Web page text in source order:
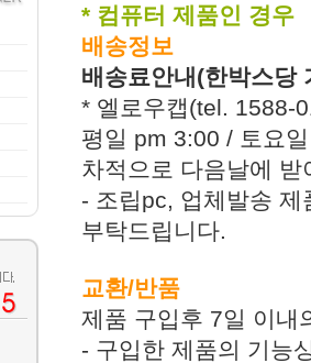
* 컴퓨터 제품인 경우
배송정보
배송료안내(한박스당
* 엘로우캡(tel. 1588-
평일 pm 3:00 / 토요
차적으로 다음날에
- 조립pc, 업체발송
부탁드립니다.
교환/반품
제품 구입후 7일 이내
- 구입한 제품의 기능